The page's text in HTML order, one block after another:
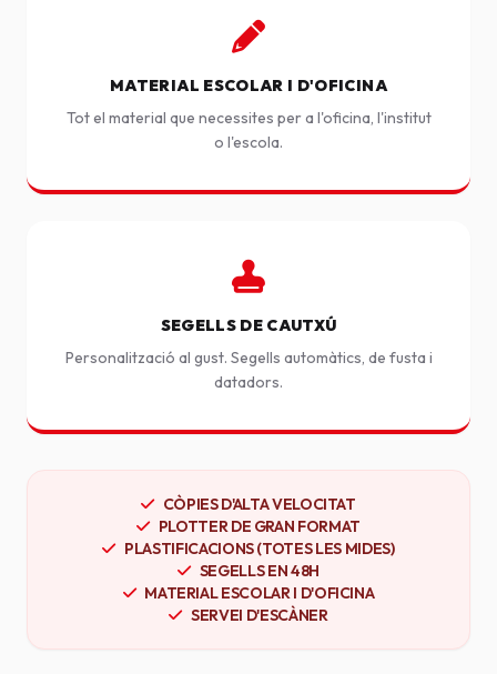
MATERIAL ESCOLAR I D'OFICINA
Tot el material que necessites per a l'oficina, l'institut
o l'escola.
SEGELLS DE CAUTXÚ
Personalització al gust. Segells automàtics, de fusta i
datadors.
CÒPIES D'ALTA VELOCITAT
PLOTTER DE GRAN FORMAT
PLASTIFICACIONS (TOTES LES MIDES)
SEGELLS EN 48H
MATERIAL ESCOLAR I D'OFICINA
SERVEI D'ESCÀNER